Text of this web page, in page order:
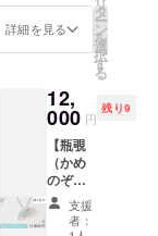
いたし
ますの
解ご了
承くだ
さいま
せ。
る可能
性がご
るべく
近い色
味の個
体を選
定して
全体の
雰囲気
に大き
でリ
ターン
いたし
ます。
ただ一
つとし
て同じ
あじさ
いリン
グは無
個性が
ありま
たく同
じ色味
はござ
いませ
んので
そちら
をご理
ツ2.5ｍ
ｍ×1pc
ルート
パーズ
2.5ｍｍ
×1pc ■
サイ
ズ：1～
30号か
ら選択
ティン
グ） ■
天然
石：ア
イト
4mm×1
pc
カ
イヤナ
イト
3mm×1
詳細を見る
タ
ー
ン
を
選
択
す
る
12,
000 円
残り9
【瓶覗
（かめ
のぞ
き）】
あじさ
いネッ
支援
者：